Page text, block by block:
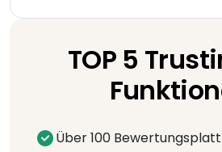
TOP 5
Über 100